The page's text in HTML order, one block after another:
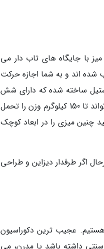
با جایگاه های تاب دار می
شده اند و به شما اجازه حرکت
ساخته شده که دارای شش
تاب روی میز گردویی است. یک باکس گلدان کوچک زیبا در مرکز قرار گرفته و هر جایگاه می تواند تا 150 کیلوگرم وزن را تحمل
چنین میزی را در ابعاد کوچک
اگر طرفدار دیزاین و طراحی
هستیم. عجیب ترین دکوراسیون
داشته باشد یا مدرن، می